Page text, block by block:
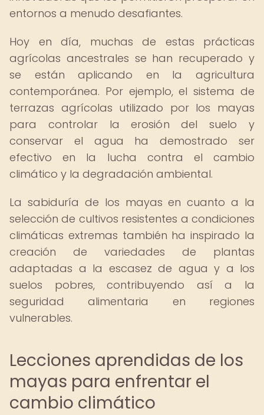
entornos a menudo desafiantes.
Hoy en día, muchas de estas prácticas
agrícolas ancestrales se han recuperado y
se están aplicando en la agricultura
contemporánea. Por ejemplo, el sistema de
terrazas agrícolas utilizado por los mayas
para controlar la erosión del suelo y
conservar el agua ha demostrado ser
efectivo en la lucha contra el cambio
climático y la degradación ambiental.
La sabiduría de los mayas en cuanto a la
selección de cultivos resistentes a condiciones
climáticas extremas también ha inspirado la
creación de variedades de plantas
adaptadas a la escasez de agua y a los
suelos pobres, contribuyendo así a la
seguridad alimentaria en regiones
vulnerables.
Lecciones aprendidas de los
mayas para enfrentar el
cambio climático